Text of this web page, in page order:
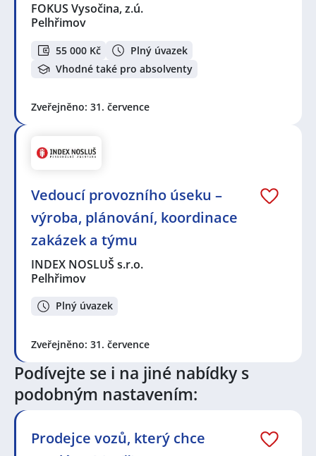
FOKUS Vysočina, z.ú.
Pelhřimov
55 000 Kč
Plný úvazek
Vhodné také pro absolventy
Zveřejněno: 31. července
Vedoucí provozního úseku –
výroba, plánování, koordinace
zakázek a týmu
INDEX NOSLUŠ s.r.o.
Pelhřimov
Plný úvazek
Zveřejněno: 31. července
Podívejte se i na jiné nabídky s
podobným nastavením:
Prodejce vozů, který chce